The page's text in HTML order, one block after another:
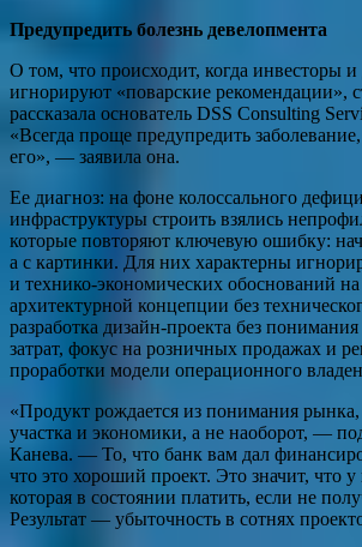
Предупредить болезнь девелопмента
О том, что происходит, когда инвесторы
игнорируют «поварские рекомендации»,
рассказала основатель DSS Consulting
«Всегда проще предупредить
его», — заявила она.
Ее диагноз: на фоне колоссального
инфраструктуры строить взялись
которые повторяют ключевую ошибку:
а с картинки. Для них характерны
и технико-экономических обоснований на
архитектурной концепции без
разработка дизайн-проекта без
затрат, фокус на розничных продажах и
проработки модели операционного
«Продукт рождается из понимания
участка и экономики, а не наоборот, —
Канева. — То, что банк вам дал
что это хороший проект. Это значит, что у
которая в состоянии платить, если не
Результат — убыточность в сотнях